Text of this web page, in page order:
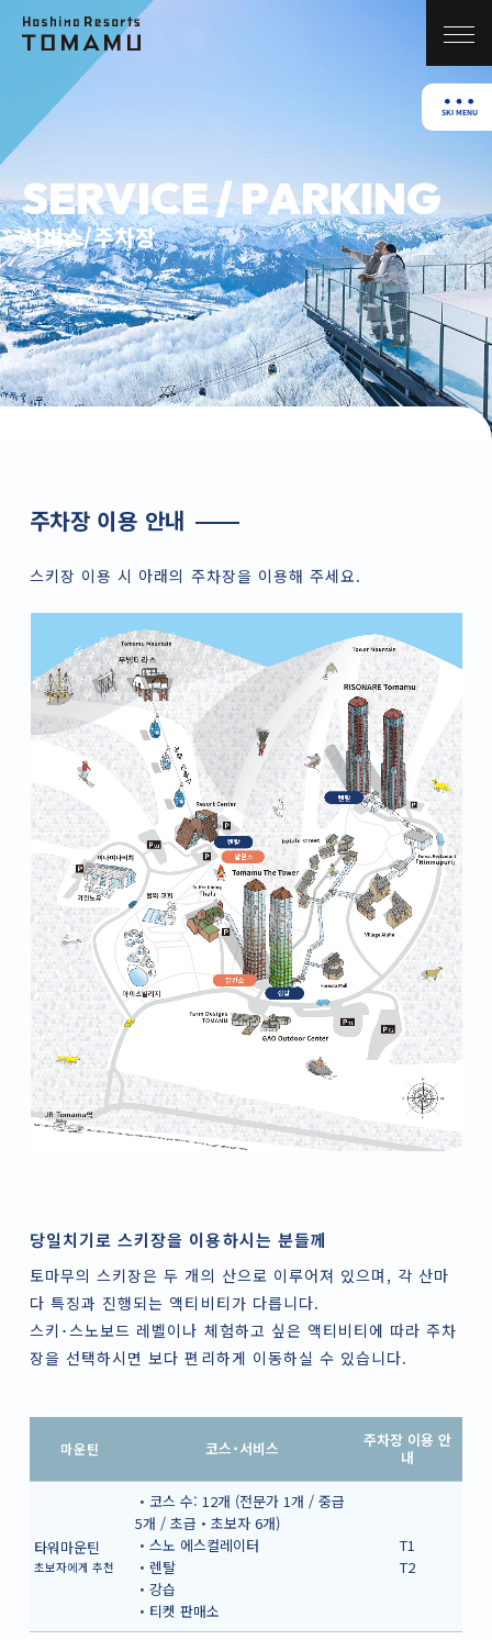
SERVICE / PARKING
서비스/주차장
주차장 이용 안내
스키장 이용 시 아래의 주차장을 이용해 주세요.
당일치기로 스키장을 이용하시는 분들께
토마무의 스키장은 두 개의 산으로 이루어져 있으며, 각 산마
다 특징과 진행되는 액티비티가 다릅니다.
스키･스노보드 레벨이나 체험하고 싶은 액티비티에 따라 주차
장을 선택하시면 보다 편리하게 이동하실 수 있습니다.
마운틴 코스･서비스
주차장 이용 안
내
타워마운틴
초보자에게 추천
・코스 수: 12개 (전문가 1개 / 중급
5개 / 초급・초보자 6개)
・스노 에스컬레이터
・렌탈
・강습
・티켓 판매소
T1
T2